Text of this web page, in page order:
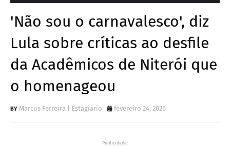
'Não sou o carnavalesco', diz
Lula sobre críticas ao desfile
da Acadêmicos de Niterói que
o homenageou
Marcus Ferreira | Estagiário fevereiro 24, 2026
Publicidade: